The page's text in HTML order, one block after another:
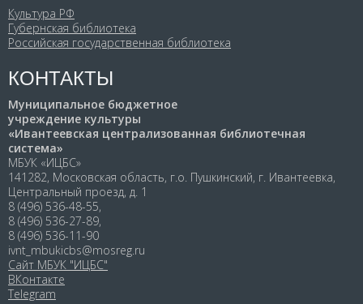
Культура РФ
Губернская библиотека
Российская государственная библиотека
КОНТАКТЫ
Муниципальное бюджетное
учреждение культуры
«Ивантеевская централизованная библиотечная
система»
МБУК «ИЦБС»
141282, Московская область, г.о. Пушкинский, г. Ивантеевка,
Центральный проезд, д. 1
8 (496) 536-48-55,
8 (496) 536-27-89,
8 (496) 536-11-90
ivnt_mbukicbs@mosreg.ru
Сайт МБУК "ИЦБС"
ВКонтакте
Telegram